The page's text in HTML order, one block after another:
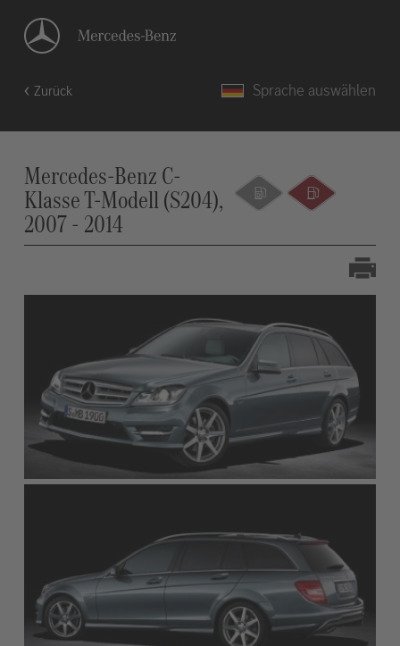
Zurück Sprache auswählen
Mercedes-Benz C-
Klasse T-Modell (S204),
2007 - 2014